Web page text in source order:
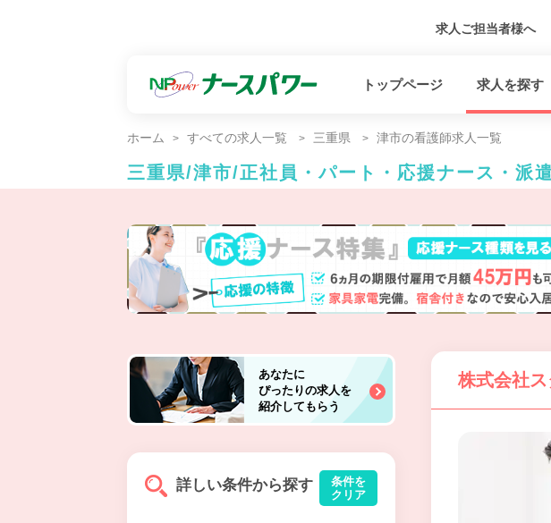
求人ご担当者様へ
トップページ 求人を探す
ホーム すべての求人一覧 三重県 津市の看護師求人一覧
三重県/津市/正社員・パート・応援ナース・派遣
株式会社
あなたに
ぴったりの求人を
紹介してもらう
詳しい条件から探す
条件を
クリア